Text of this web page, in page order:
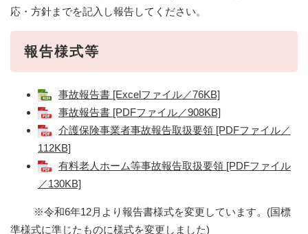
応・方針までを記入し報告してください。
報告様式等
事故報告書 [Excelファイル／76KB]
事故報告書 [PDFファイル／908KB]
介護保険事業者事故報告取扱要領 [PDFファイル／
112KB]
有料老人ホーム等事故報告取扱要領 [PDFファイル
／130KB]
※令和6年12月より報告書様式を変更しています。(国標
準様式に準じたものに様式を変更しました)